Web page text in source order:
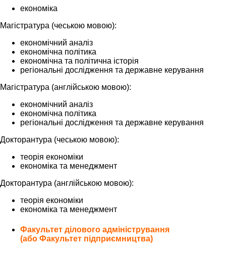
економіка
Магістратура (чеською мовою):
економічний аналіз
економічна політика
економічна та політична історія
регіональні дослідження та державне керування
Магістратура (англійською мовою):
економічний аналіз
економічна політика
регіональні дослідження та державне керування
Докторантура (чеською мовою):
теорія економіки
економіка та менеджмент
Докторантура (англійською мовою):
теорія економіки
економіка та менеджмент
Факультет ділового адміністрування
(або Факультет підприємництва)